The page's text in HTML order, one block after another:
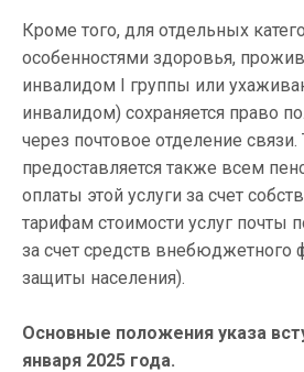
Кроме того, для отдельных
особенностями здоровья,
инвалидом I группы или
инвалидом) сохраняется право
через почтовое отделение
предоставляется также всем
оплаты этой услуги за счет
тарифам стоимости услуг почты
за счет средств внебюджетного
защиты населения).
Основные положения указа
января 2025 года.